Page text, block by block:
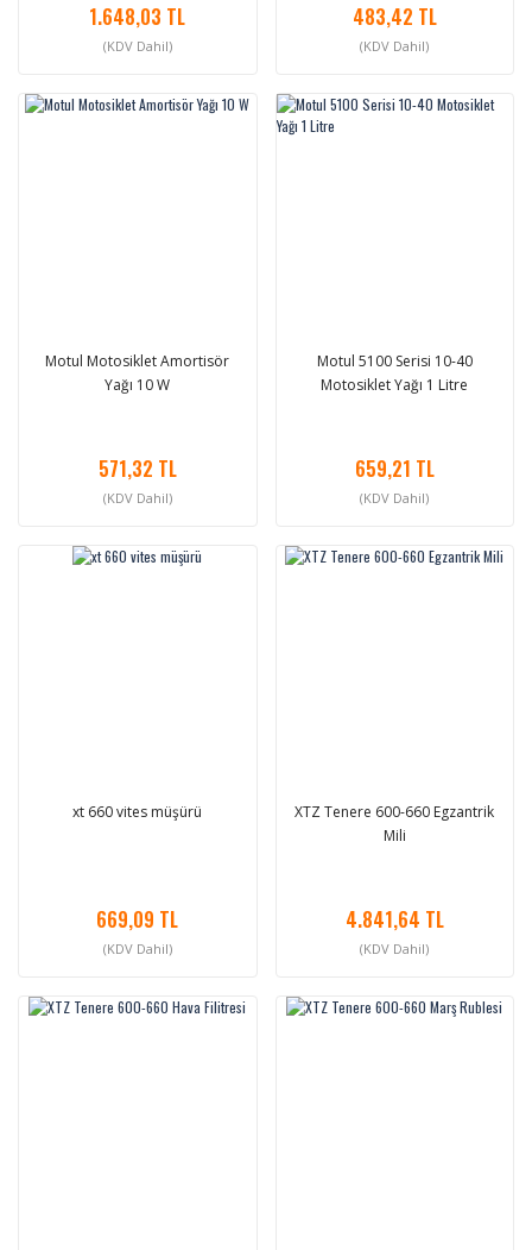
1.648,03 TL
(KDV Dahil)
483,42 TL
(KDV Dahil)
Motul Motosiklet Amortisör
Yağı 10 W
571,32 TL
(KDV Dahil)
Motul 5100 Serisi 10-40
Motosiklet Yağı 1 Litre
659,21 TL
(KDV Dahil)
xt 660 vites müşürü
669,09 TL
(KDV Dahil)
XTZ Tenere 600-660 Egzantrik
Mili
4.841,64 TL
(KDV Dahil)